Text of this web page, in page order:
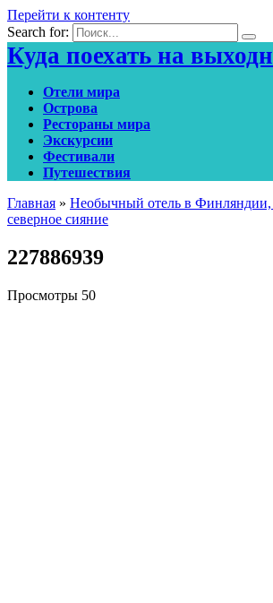
Перейти к контенту
Search for:
Куда поехать на
Отели мира
Острова
Рестораны мира
Экскурсии
Фестивали
Путешествия
Главная » Необычный отель в Финляндии,
северное сияние
227886939
Просмотры 50